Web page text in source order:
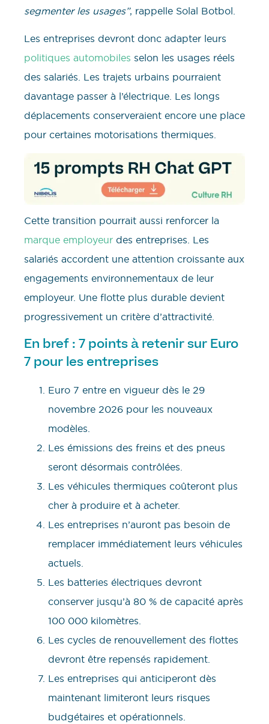
segmenter les usages”, rappelle Solal Botbol.
Les entreprises devront donc adapter leurs
politiques automobiles selon les usages réels
des salariés. Les trajets urbains pourraient
davantage passer à l’électrique. Les longs
déplacements conserveraient encore une place
pour certaines motorisations thermiques.
Cette transition pourrait aussi renforcer la
marque employeur des entreprises. Les
salariés accordent une attention croissante aux
engagements environnementaux de leur
employeur. Une flotte plus durable devient
progressivement un critère d’attractivité.
En bref : 7 points à retenir sur Euro
7 pour les entreprises
Euro 7 entre en vigueur dès le 29
novembre 2026 pour les nouveaux
modèles.
Les émissions des freins et des pneus
seront désormais contrôlées.
Les véhicules thermiques coûteront plus
cher à produire et à acheter.
Les entreprises n’auront pas besoin de
remplacer immédiatement leurs véhicules
actuels.
Les batteries électriques devront
conserver jusqu’à 80 % de capacité après
100 000 kilomètres.
Les cycles de renouvellement des flottes
devront être repensés rapidement.
Les entreprises qui anticiperont dès
maintenant limiteront leurs risques
budgétaires et opérationnels.